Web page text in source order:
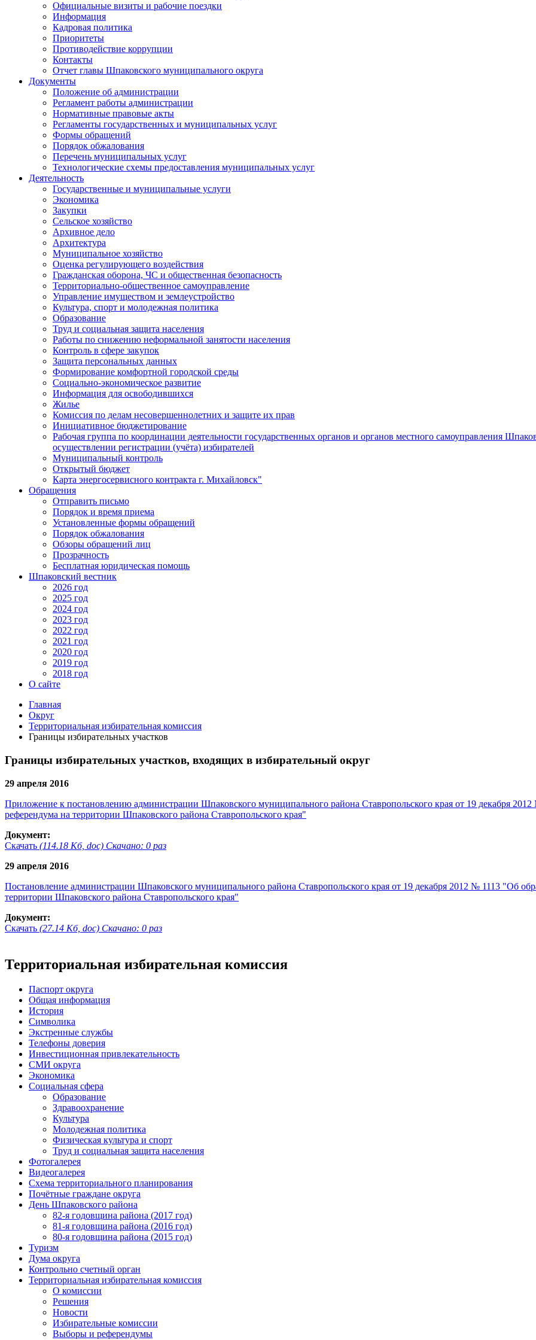
Официальные визиты и рабочие поездки
Информация
Кадровая политика
Приоритеты
Противодействие коррупции
Контакты
Отчет главы Шпаковского муниципального округа
Документы
Положение об администрации
Регламент работы администрации
Нормативные правовые акты
Регламенты государственных и муниципальных услуг
Формы обращений
Порядок обжалования
Перечень муниципальных услуг
Технологические схемы предоставления муниципальных услуг
Деятельность
Государственные и муниципальные услуги
Экономика
Закупки
Сельское хозяйство
Архивное дело
Архитектура
Муниципальное хозяйство
Оценка регулирующего воздействия
Гражданская оборона, ЧС и общественная безопасность
Территориально-общественное самоуправление
Управление имуществом и землеустройство
Культура, спорт и молодежная политика
Образование
Труд и социальная защита населения
Работы по снижению неформальной занятости населения
Контроль в сфере закупок
Защита персональных данных
Формирование комфортной городской среды
Социально-экономическое развитие
Информация для освободившихся
Жилье
Комиссия по делам несовершеннолетних и защите их прав
Инициативное бюджетирование
Рабочая группа по координации деятельности государственных органов и органов местного самоуправления
осуществлении регистрации (учёта) избирателей
Муниципальный контроль
Открытый бюджет
Карта энергосервисного контракта г. Михайловск"
Обращения
Отправить письмо
Порядок и время приема
Установленные формы обращений
Порядок обжалования
Обзоры обращений лиц
Прозрачность
Бесплатная юридическая помощь
Шпаковский вестник
2026 год
2025 год
2024 год
2023 год
2022 год
2021 год
2020 год
2019 год
2018 год
О сайте
Главная
Округ
Территориальная избирательная комиссия
Границы избирательных участков
Границы избирательных участков, входящих в избирательный округ
29 апреля 2016
Приложение к постановлению администрации Шпаковского муниципального района Ставропольского края от 19 декабря
референдума на территории Шпаковского района Ставропольского края"
Документ:
Скачать (114.18 Кб, doc) Скачано: 0 раз
29 апреля 2016
Постановление администрации Шпаковского муниципального района Ставропольского края от 19 декабря 2012 № 1113 "Об
территории Шпаковского района Ставропольского края"
Документ:
Скачать (27.14 Кб, doc) Скачано: 0 раз
Территориальная избирательная комиссия
Паспорт округа
Общая информация
История
Символика
Экстренные службы
Телефоны доверия
Инвестиционная привлекательность
СМИ округа
Экономика
Социальная сфера
Образование
Здравоохранение
Культура
Молодежная политика
Физическая культура и спорт
Труд и социальная защита населения
Фотогалерея
Видеогалерея
Схема территориального планирования
Почётные граждане округа
День Шпаковского района
82-я годовщина района (2017 год)
81-я годовщина района (2016 год)
80-я годовщина района (2015 год)
Туризм
Дума округа
Контрольно счетный орган
Территориальная избирательная комиссия
О комиссии
Решения
Новости
Избирательные комиссии
Выборы и референдумы